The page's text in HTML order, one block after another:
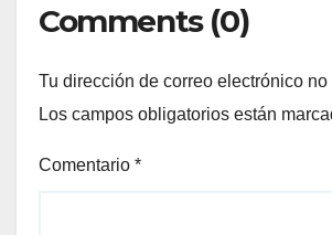
Comments (0)
Tu dirección de correo electrónico
Los campos obligatorios están
Comentario *